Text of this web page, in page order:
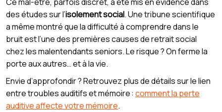
des études sur l’isolement social. Une tribune scientifique
a même montré que la difficulté à comprendre dans le
bruit est l’une des premières causes de retrait social
chez les malentendants seniors. Le risque ? On ferme la
porte aux autres… et à la vie.
Envie d’approfondir ? Retrouvez plus de détails sur le lien
entre troubles auditifs et mémoire : comment la perte
auditive affecte votre mémoire.